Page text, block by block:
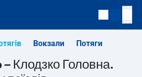
Вокзали Потяги
– Клодзко Головна.